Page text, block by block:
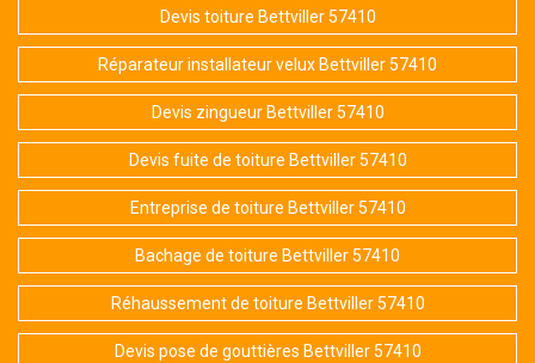
Devis toiture Bettviller 57410
Réparateur installateur velux Bettviller 57410
Devis zingueur Bettviller 57410
Devis fuite de toiture Bettviller 57410
Entreprise de toiture Bettviller 57410
Bachage de toiture Bettviller 57410
Réhaussement de toiture Bettviller 57410
Devis pose de gouttières Bettviller 57410